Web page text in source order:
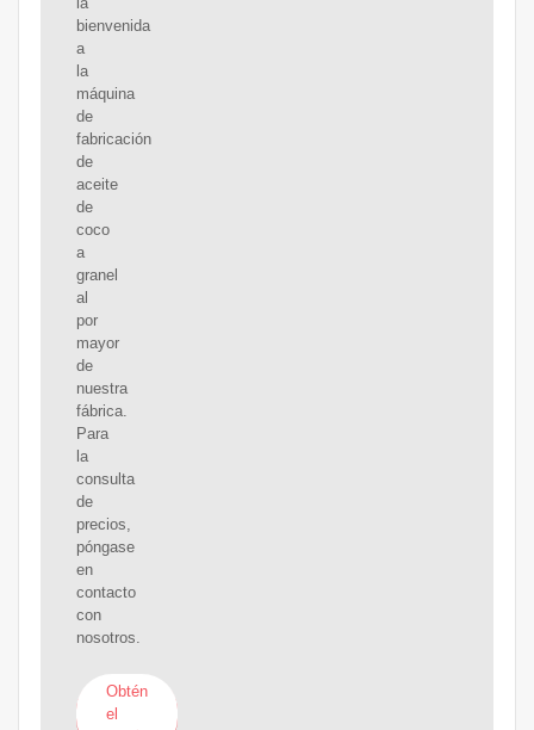
bienvenida
a
la
máquina
de
fabricación
de
aceite
de
coco
a
granel
al
por
mayor
de
nuestra
fábrica.
Para
la
consulta
de
precios,
póngase
en
contacto
con
nosotros.
Obtén
el